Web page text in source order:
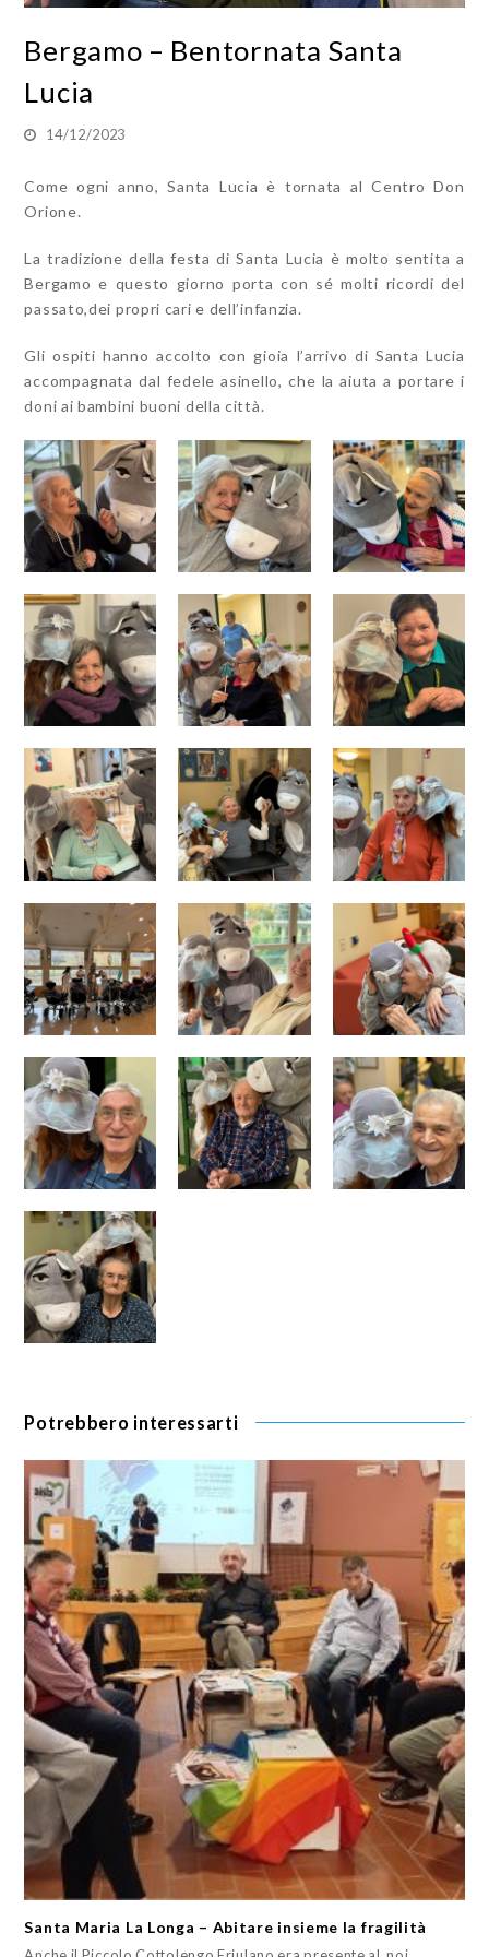
Bergamo – Bentornata Santa
Lucia
14/12/2023
Come ogni anno, Santa Lucia è tornata al Centro Don
Orione.
La tradizione della festa di Santa Lucia è molto sentita a
Bergamo e questo giorno porta con sé molti ricordi del
passato,dei propri cari e dell’infanzia.
Gli ospiti hanno accolto con gioia l’arrivo di Santa Lucia
accompagnata dal fedele asinello, che la aiuta a portare i
doni ai bambini buoni della città.
Potrebbero interessarti
Santa Maria La Longa – Abitare insieme la fragilità